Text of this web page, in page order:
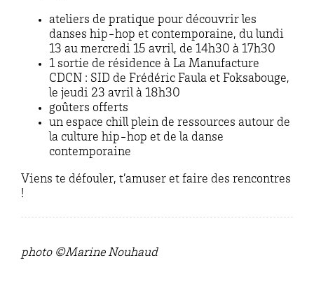
ateliers de pratique pour découvrir les
danses hip-hop et contemporaine, du lundi
13 au mercredi 15 avril, de 14h30 à 17h30
1 sortie de résidence à La Manufacture
CDCN : SID de Frédéric Faula et Foksabouge,
le jeudi 23 avril à 18h30
goûters offerts
un espace chill plein de ressources autour de
la culture hip-hop et de la danse
contemporaine
Viens te défouler, t’amuser et faire des rencontres
!
photo ©Marine Nouhaud